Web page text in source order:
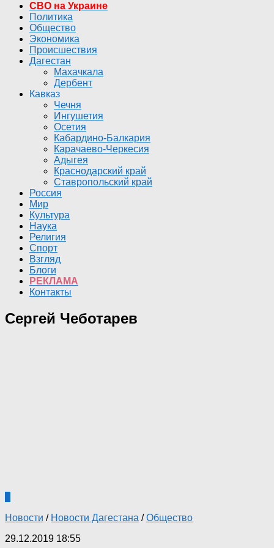
СВО на Украине
Политика
Общество
Экономика
Происшествия
Дагестан
Махачкала
Дербент
Кавказ
Чечня
Ингушетия
Осетия
Кабардино-Балкария
Карачаево-Черкесия
Адыгея
Краснодарский край
Ставропольский край
Россия
Мир
Культура
Наука
Религия
Спорт
Взгляд
Блоги
РЕКЛАМА
Контакты
Сергей Чеботарев
Новости / Новости Дагестана /Общество
29.12.2019 18:55